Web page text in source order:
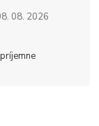
08. 2026